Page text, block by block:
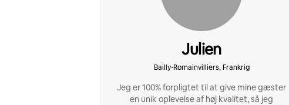
Julien
Bailly-Romainvilliers, Frankrig
Jeg er 100% forpligtet til at give mine gæster
en unik oplevelse af høj kvalitet, så jeg